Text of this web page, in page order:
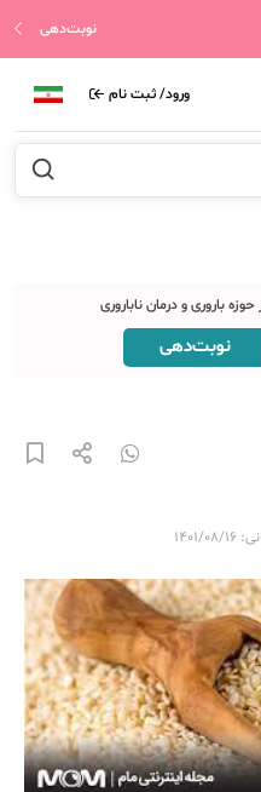
نوبت‌دهی
ورود/ ثبت نام
باروری و درمان ناباروری
نوبت‌دهی
۱۴۰۱/۰۸/۱۶